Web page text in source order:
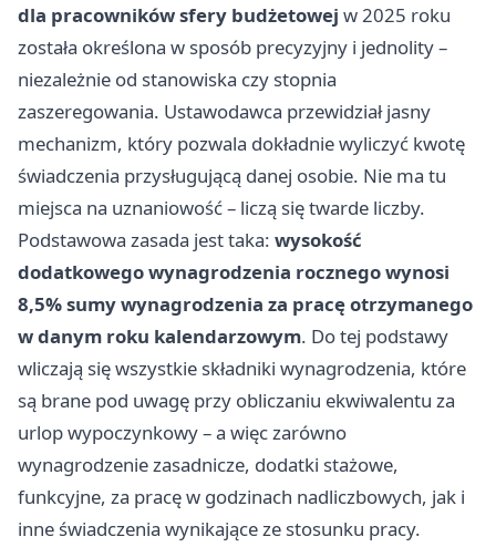
dla pracowników sfery budżetowej w 2025 roku
została określona w sposób precyzyjny i jednolity –
niezależnie od stanowiska czy stopnia
zaszeregowania. Ustawodawca przewidział jasny
mechanizm, który pozwala dokładnie wyliczyć kwotę
świadczenia przysługującą danej osobie. Nie ma tu
miejsca na uznaniowość – liczą się twarde liczby.
Podstawowa zasada jest taka: wysokość
dodatkowego wynagrodzenia rocznego wynosi
8,5% sumy wynagrodzenia za pracę otrzymanego
w danym roku kalendarzowym. Do tej podstawy
wliczają się wszystkie składniki wynagrodzenia, które
są brane pod uwagę przy obliczaniu ekwiwalentu za
urlop wypoczynkowy – a więc zarówno
wynagrodzenie zasadnicze, dodatki stażowe,
funkcyjne, za pracę w godzinach nadliczbowych, jak i
inne świadczenia wynikające ze stosunku pracy.